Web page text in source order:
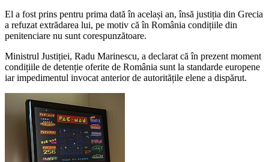
El a fost prins pentru prima dată în același an, însă justiția din Grecia
a refuzat extrădarea lui, pe motiv că în România condițiile din
penitenciare nu sunt corespunzătoare.
Ministrul Justiției, Radu Marinescu, a declarat că în prezent moment
condițiile de detenție oferite de România sunt la standarde europene
iar impedimentul invocat anterior de autoritățile elene a dispărut.